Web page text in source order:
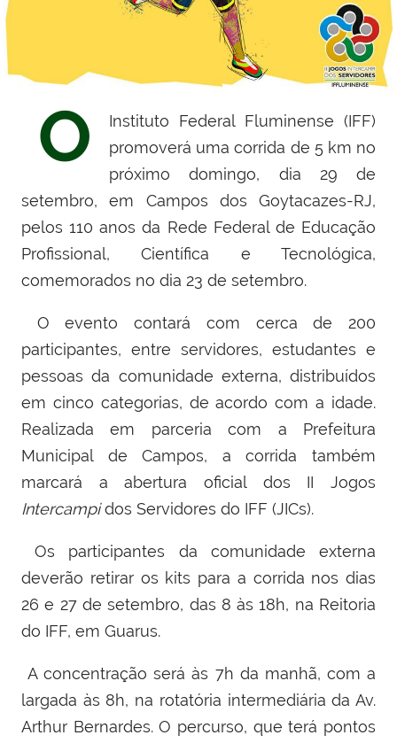
O
Instituto Federal Fluminense (IFF)
promoverá uma corrida de 5 km no
próximo domingo, dia 29 de
setembro, em Campos dos Goytacazes-RJ,
pelos 110 anos da Rede Federal de Educação
Profissional, Científica e Tecnológica,
comemorados no dia 23 de setembro.
O evento contará com cerca de 200
participantes, entre servidores, estudantes e
pessoas da comunidade externa, distribuídos
em cinco categorias, de acordo com a idade.
Realizada em parceria com a Prefeitura
Municipal de Campos, a corrida também
marcará a abertura oficial dos II Jogos
Intercampidos Servidores do IFF (JICs).
Os participantes da comunidade externa
deverão retirar os kits para a corrida nos dias
26 e 27 de setembro, das 8 às 18h, na Reitoria
do IFF, em Guarus.
A concentração será às 7h da manhã, com a
largada às 8h, na rotatória intermediária da Av.
Arthur Bernardes. O percurso, que terá pontos